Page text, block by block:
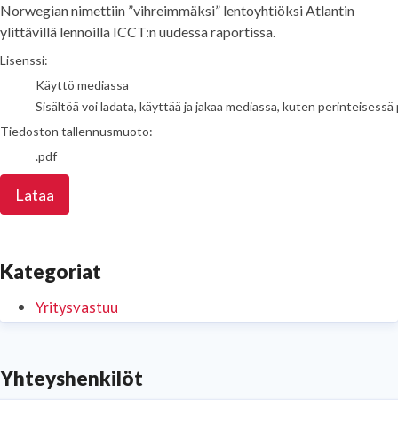
Norwegian nimettiin ”vihreimmäksi” lentoyhtiöksi Atlantin
ylittävillä lennoilla ICCT:n uudessa raportissa.
go to media item
Lisenssi:
Käyttö mediassa
Sisältöä voi ladata, käyttää ja jakaa mediassa, kuten
Tiedoston tallennusmuoto:
.pdf
Lataa
Kategoriat
Yritysvastuu
Yhteyshenkilöt